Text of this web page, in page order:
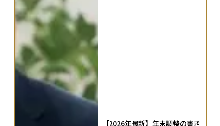
【2026年最新】年末調整の書き